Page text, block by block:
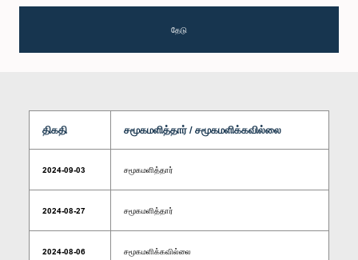
தேடு
திகதி சமூகமளித்தார் / சமூகமளிக்கவில்லை
2024-09-03 சமூகமளித்தார்
2024-08-27 சமூகமளித்தார்
2024-08-06 சமூகமளிக்கவில்லை